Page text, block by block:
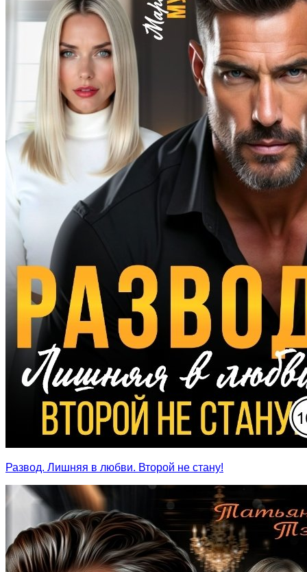
Развод. Лишняя в любви. Второй не стану!